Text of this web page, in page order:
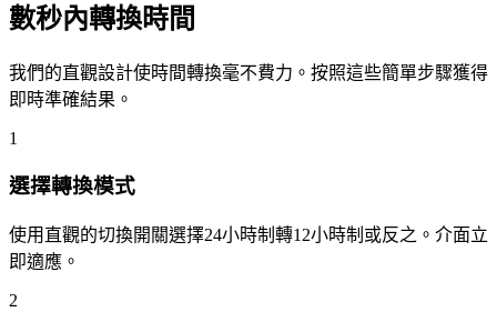
數秒內轉換時間
我們的直觀設計使時間轉換毫不費力。按照這些簡單步驟獲得
即時準確結果。
1
選擇轉換模式
使用直觀的切換開關選擇24小時制轉12小時制或反之。介面立
即適應。
2